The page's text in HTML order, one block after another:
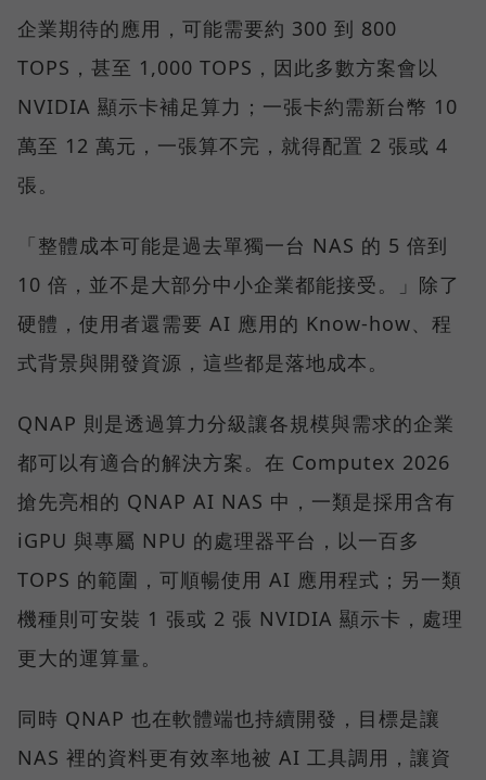
企業期待的應用，可能需要約 300 到 800
TOPS，甚至 1,000 TOPS，因此多數方案會以
NVIDIA 顯示卡補足算力；一張卡約需新台幣 10
萬至 12 萬元，一張算不完，就得配置 2 張或 4
張。
「整體成本可能是過去單獨一台 NAS 的 5 倍到
10 倍，並不是大部分中小企業都能接受。」除了
硬體，使用者還需要 AI 應用的 Know-how、程
式背景與開發資源，這些都是落地成本。
QNAP 則是透過算力分級讓各規模與需求的企業
都可以有適合的解決方案。在 Computex 2026
搶先亮相的 QNAP AI NAS 中，一類是採用含有
iGPU 與專屬 NPU 的處理器平台，以一百多
TOPS 的範圍，可順暢使用 AI 應用程式；另一類
機種則可安裝 1 張或 2 張 NVIDIA 顯示卡，處理
更大的運算量。
同時 QNAP 也在軟體端也持續開發，目標是讓
NAS 裡的資料更有效率地被 AI 工具調用，讓資